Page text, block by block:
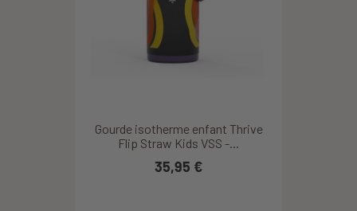
Gourde isotherme enfant Thrive
Flip Straw Kids VSS -...
35,95 €